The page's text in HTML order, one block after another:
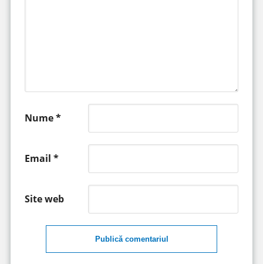
Nume*
Email *
Site web
Publică comentariul